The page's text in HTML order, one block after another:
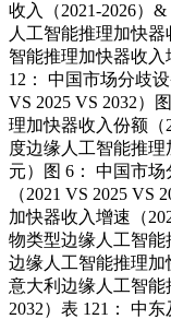
收入（2021-2026）
人工智能推理加快器
智能推理加快器收入
12： 中国市场分歧
VS 2025 VS 2032）
理加快器收入份额（
度边缘人工智能推理
元）图 6： 中国市
（2021 VS 2025
加快器收入增速（
物类型边缘人工智能
边缘人工智能推理加
意大利边缘人工智能
2032）表 121： 中